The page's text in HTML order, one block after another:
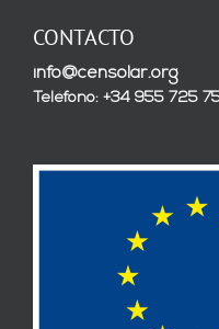
CONTACTO
info@censolar.org
Teléfono: +34 955 725